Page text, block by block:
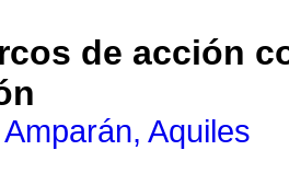
de acción
Aquiles